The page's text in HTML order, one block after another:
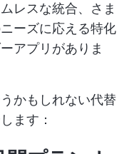
レスな統合、さま
ーズに応える特化
アプリがありま
かもしれない代替
ます：